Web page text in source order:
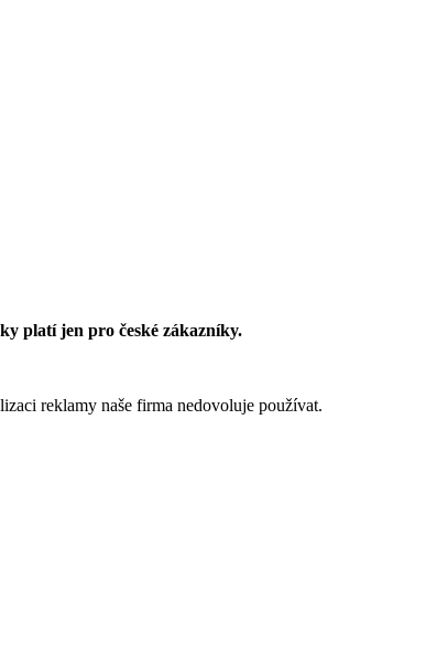
platí jen pro české zákazníky.
reklamy naše firma nedovoluje používat.